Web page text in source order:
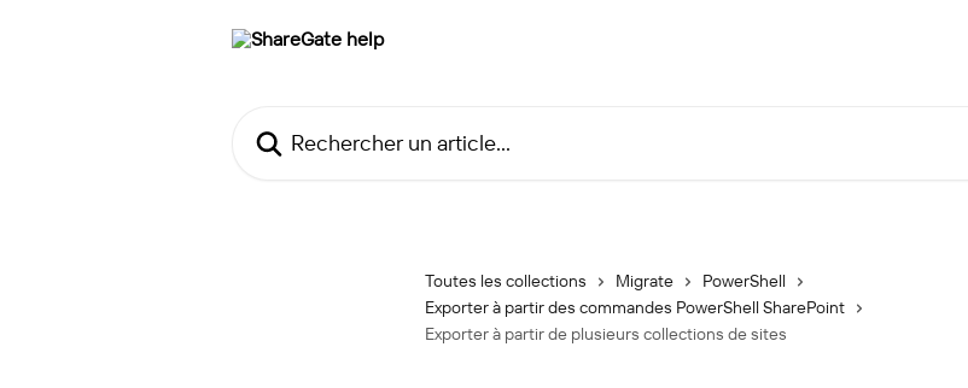
Toutes les collections Migrate
PowerShell
Exporter à partir des commandes PowerShell SharePoint
Exporter à partir de plusieurs collections de sites